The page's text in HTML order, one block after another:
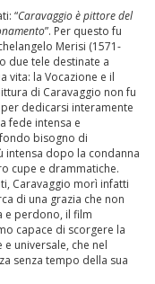
“Caravaggio è pittore del
”. Per questo fu
Merisi (1571-
due tele destinate a
vita: la Vocazione e il
di Caravaggio non fu
dedicarsi interamente
fede intensa e
bisogno di
intensa dopo la condanna
cupe e drammatiche.
Caravaggio morì infatti
di una grazia che non
e perdono, il film
capace di scorgere la
universale, che nel
senza tempo della sua